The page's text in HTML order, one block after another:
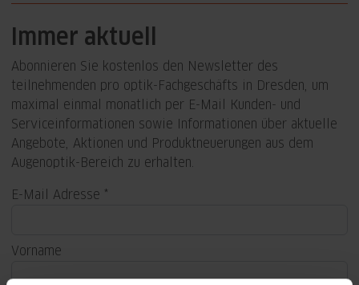
Immer aktuell
Abonnieren Sie kostenlos den Newsletter des
teilnehmenden pro optik-Fachgeschäfts in Dresden, um
maximal einmal monatlich per E-Mail Kunden- und
Serviceinformationen sowie Informationen über aktuelle
Angebote, Aktionen und Produktneuerungen aus dem
Augenoptik-Bereich zu erhalten.
E-Mail Adresse
Vorname